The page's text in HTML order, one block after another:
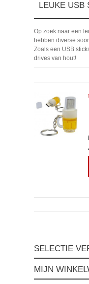
LEUKE USB
Op zoek naar een
hebben diverse
Zoals een USB
drives van hout!
SELECTIE
MIJN